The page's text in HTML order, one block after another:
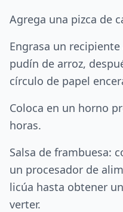
Agrega una pizca de
Engrasa un
pudín de arroz,
círculo de papel
Coloca en un horno
horas.
Salsa de frambuesa:
un procesador de
licúa hasta obtener
verter.